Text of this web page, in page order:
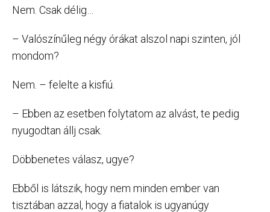
Nem. Csak délig…
– Valószínűleg négy órákat alszol napi szinten, jól
mondom?
Nem. – felelte a kisfiú.
– Ebben az esetben folytatom az alvást, te pedig
nyugodtan állj csak.
Döbbenetes válasz, ugye?
Ebből is látszik, hogy nem minden ember van
tisztában azzal, hogy a fiatalok is ugyanúgy